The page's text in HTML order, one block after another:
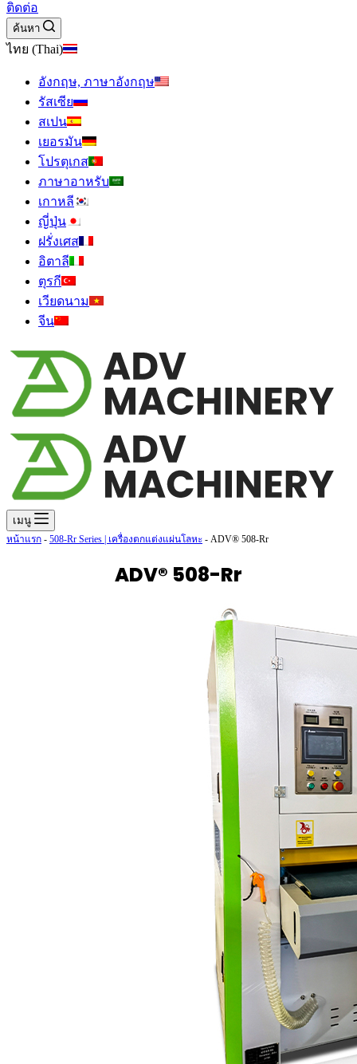
ติดต่อ
ค้นหา
ไทย (Thai)
อังกฤษ, ภาษาอังกฤษ
รัสเซีย
สเปน
เยอรมัน
โปรตุเกส
ภาษาอาหรับ
เกาหลี
ญี่ปุ่น
ฝรั่งเศส
อิตาลี
ตุรกี
เวียดนาม
จีน
เมนู
หน้าแรก - 508-Rr Series | เครื่องตกแต่งแผ่นโลหะ - ADV® 508-Rr
ADV® 508-Rr